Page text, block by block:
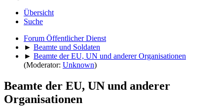
Übersicht
Suche
Forum Öffentlicher Dienst
► Beamte und Soldaten
► Beamte der EU, UN und anderer Organisationen
(Moderator: Unknown)
Beamte der EU, UN und anderer
Organisationen